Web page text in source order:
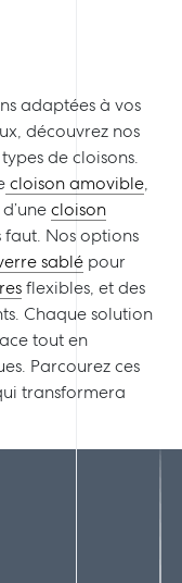
adaptées à vos
découvrez nos
de cloisons.
cloison amovible,
cloison
faut. Nos options
sablé pour
flexibles, et des
Chaque solution
tout en
Parcourez ces
transformera